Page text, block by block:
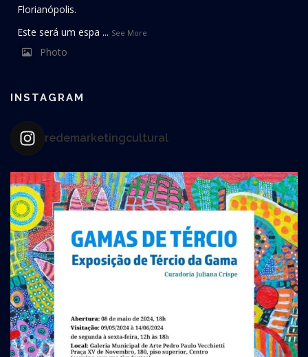
Florianópolis.
Este será um espa ... See More
Photo
INSTAGRAM
redemarketingcultural